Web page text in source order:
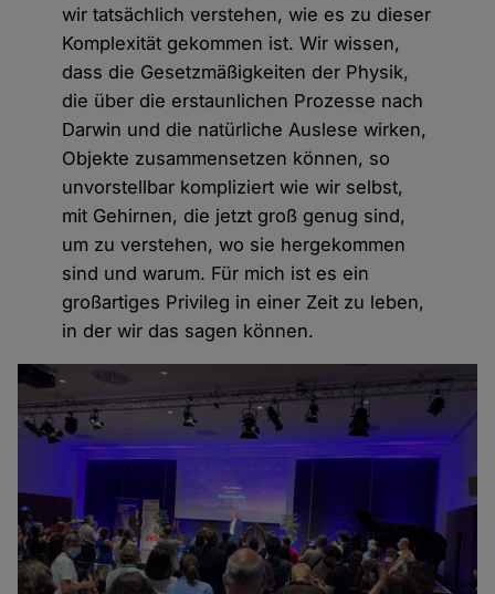
wir tatsächlich verstehen, wie es zu dieser
Komplexität gekommen ist. Wir wissen,
dass die Gesetzmäßigkeiten der Physik,
die über die erstaunlichen Prozesse nach
Darwin und die natürliche Auslese wirken,
Objekte zusammensetzen können, so
unvorstellbar kompliziert wie wir selbst,
mit Gehirnen, die jetzt groß genug sind,
um zu verstehen, wo sie hergekommen
sind und warum. Für mich ist es ein
großartiges Privileg in einer Zeit zu leben,
in der wir das sagen können.